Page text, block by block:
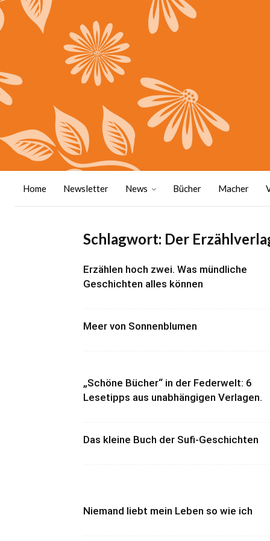
Home Newsletter News Bücher Macher
Schlagwort: Der
Erzählen hoch zwei. Was mündliche
Geschichten alles können
Meer von Sonnenblumen
„Schöne Bücher“ in der Federwelt: 6
Lesetipps aus unabhängigen Verlagen.
Das kleine Buch der Sufi-Geschichten
Niemand liebt mein Leben so wie ich